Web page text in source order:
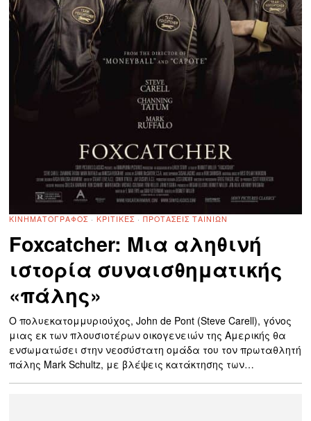
ΚΙΝΗΜΑΤΟΓΡΆΦΟΣ · ΚΡΙΤΙΚΈΣ · ΠΡΟΤΆΣΕΙΣ ΤΑΙΝΙΏΝ
Foxcatcher: Μια αληθινή
ιστορία συναισθηματικής
«πάλης»
O πολυεκατομμυριούχος, John de Pont (Steve Carell), γόνος
μιας εκ των πλουσιοτέρων οικογενειών της Αμερικής θα
ενσωματώσει στην νεοσύστατη ομάδα του τον πρωταθλητή
πάλης Mark Schultz, με βλέψεις κατάκτησης των…